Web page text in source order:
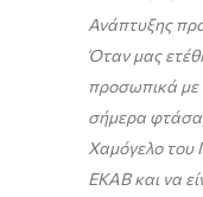
Ανάπτυξης
Όταν μας
προσωπικά με
σήμερα
Χαμόγελο του
ΕΚΑΒ και να